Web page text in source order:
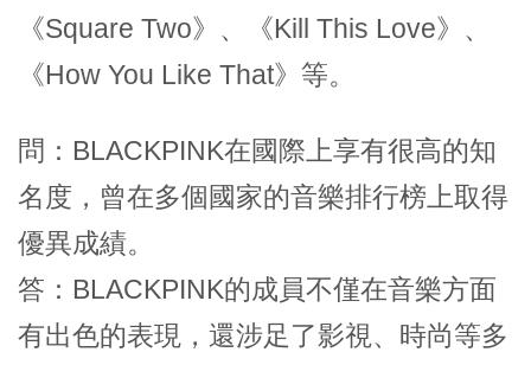
《Square Two》、《Kill This Love》、
《How You Like That》等。
問：BLACKPINK在國際上享有很高的知
名度，曾在多個國家的音樂排行榜上取得
優異成績。
答：BLACKPINK的成員不僅在音樂方面
有出色的表現，還涉足了影視、時尚等多